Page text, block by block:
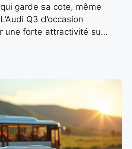
garde sa cote, même
Q3 d’occasion
une forte attractivité sur